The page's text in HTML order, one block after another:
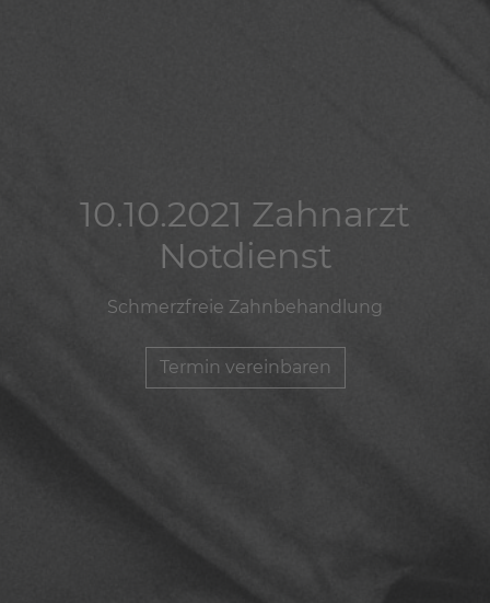
10.10.2021 Zahnarzt
Notdienst
Schmerzfreie Zahnbehandlung
Termin vereinbaren
10.10.2021 Zahnarzt
Notdienst
Schmerzfreie Zahnbehandlung
Termin vereinbaren
10.10.2021 Zahnarzt
Notdienst
Schmerzfreie Zahnbehandlung
Termin vereinbaren